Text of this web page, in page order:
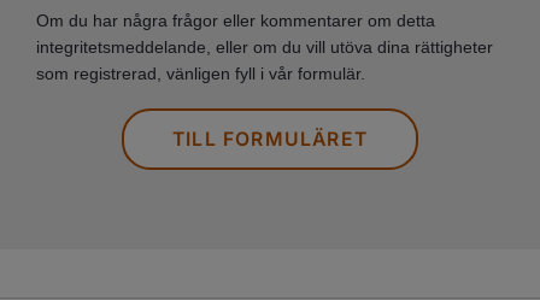
Om du har några frågor eller kommentarer om detta
integritetsmeddelande, eller om du vill utöva dina rättigheter
som registrerad, vänligen fyll i vår formulär.
TILL FORMULÄRET